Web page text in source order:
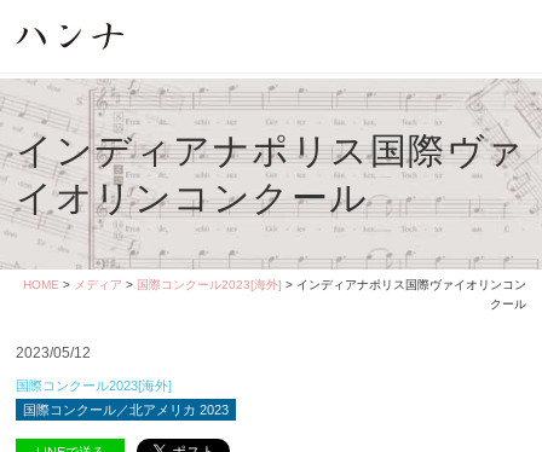
インディアナポリス国際ヴァ
イオリンコンクール
HOME > メディア > 国際コンクール2023[海外] > インディアナポリス国際ヴァイオリンコン
クール
2023/05/12
国際コンクール2023[海外]
国際コンクール／北アメリカ 2023